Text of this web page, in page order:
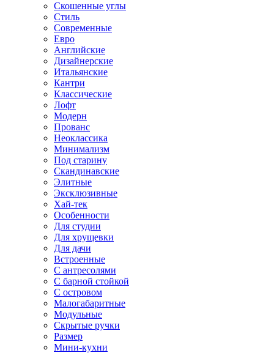
Скошенные углы
Стиль
Современные
Евро
Английские
Дизайнерские
Итальянские
Кантри
Классические
Лофт
Модерн
Прованс
Неоклассика
Минимализм
Под старину
Скандинавские
Элитные
Эксклюзивные
Хай-тек
Особенности
Для студии
Для хрущевки
Для дачи
Встроенные
С антресолями
С барной стойкой
С островом
Малогабаритные
Модульные
Скрытые ручки
Размер
Мини-кухни